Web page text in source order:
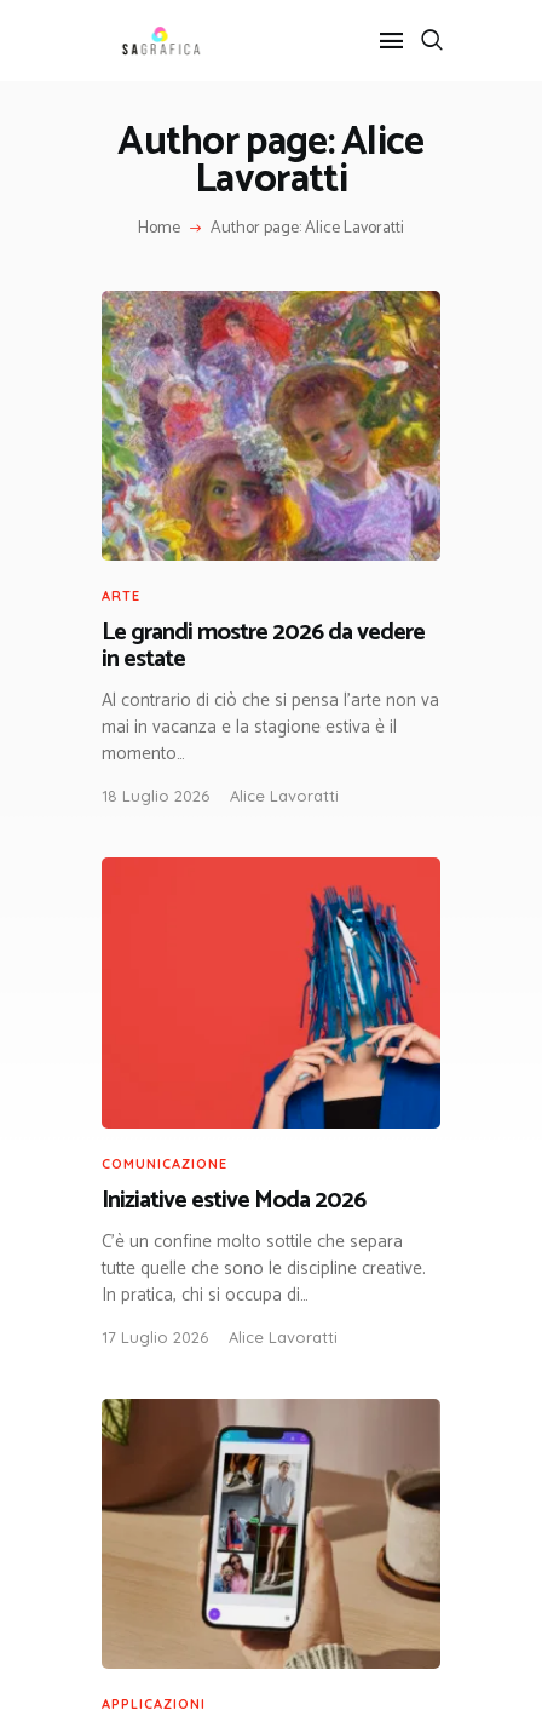
Author page: Alice
Lavoratti
Home Author page: Alice Lavoratti
HOME
GRAFICA
ARTE
SERVIZI
CONTATTI
ARTE
Le grandi mostre 2026 da vedere
in estate
Al contrario di ciò che si pensa l’arte non va
mai in vacanza e la stagione estiva è il
momento…
18 Luglio 2026 Alice Lavoratti
COMUNICAZIONE
Iniziative estive Moda 2026
C’è un confine molto sottile che separa
tutte quelle che sono le discipline creative.
In pratica, chi si occupa di…
17 Luglio 2026 Alice Lavoratti
APPLICAZIONI